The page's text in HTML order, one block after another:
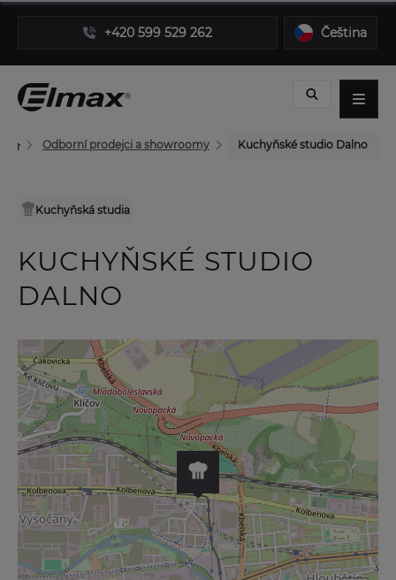
+420 599 529 262 Čeština
Odborní prodejci a showroomy Kuchyňské studio Dalno
Kuchyňská studia
KUCHYŇSKÉ STUDIO
DALNO